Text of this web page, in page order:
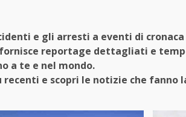
e gli arresti a eventi di
reportage dettagliati e
a te e nel mondo.
e scopri le notizie che fanno